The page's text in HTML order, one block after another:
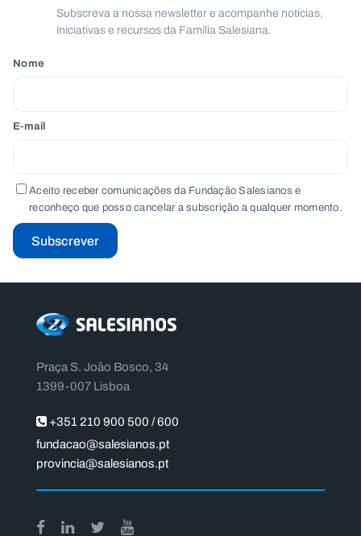
Subscreva a nossa newsletter e acompanhe notícias,
iniciativas e recursos da Família Salesiana.
Nome
E-mail
Aceito receber comunicações da Fundação Salesianos e
reconheço que posso cancelar a subscrição a qualquer momento.
Subscrever
Praça S. João Bosco, 34
1399-007 Lisboa
+351 210 900 500 / 600
fundacao@salesianos.pt
provincia@salesianos.pt
n t
t
s
N
w
s
l
e
tt
e